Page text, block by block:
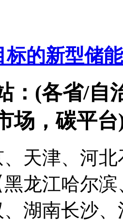
标的新型储
：(各省/自
场，碳平台
天津、河
黑龙江哈尔
、湖南长沙